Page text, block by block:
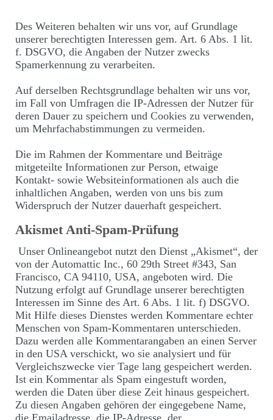
Des Weiteren behalten wir uns vor, auf Grundlage
unserer berechtigten Interessen gem. Art. 6 Abs. 1 lit.
f. DSGVO, die Angaben der Nutzer zwecks
Spamerkennung zu verarbeiten.
Auf derselben Rechtsgrundlage behalten wir uns vor,
im Fall von Umfragen die IP-Adressen der Nutzer für
deren Dauer zu speichern und Cookies zu verwenden,
um Mehrfachabstimmungen zu vermeiden.
Die im Rahmen der Kommentare und Beiträge
mitgeteilte Informationen zur Person, etwaige
Kontakt- sowie Websiteinformationen als auch die
inhaltlichen Angaben, werden von uns bis zum
Widerspruch der Nutzer dauerhaft gespeichert.
Akismet Anti-Spam-Prüfung
Unser Onlineangebot nutzt den Dienst „Akismet“, der
von der Automattic Inc., 60 29th Street #343, San
Francisco, CA 94110, USA, angeboten wird. Die
Nutzung erfolgt auf Grundlage unserer berechtigten
Interessen im Sinne des Art. 6 Abs. 1 lit. f) DSGVO.
Mit Hilfe dieses Dienstes werden Kommentare echter
Menschen von Spam-Kommentaren unterschieden.
Dazu werden alle Kommentarangaben an einen Server
in den USA verschickt, wo sie analysiert und für
Vergleichszwecke vier Tage lang gespeichert werden.
Ist ein Kommentar als Spam eingestuft worden,
werden die Daten über diese Zeit hinaus gespeichert.
Zu diesen Angaben gehören der eingegebene Name,
die Emailadresse, die IP-Adresse, der